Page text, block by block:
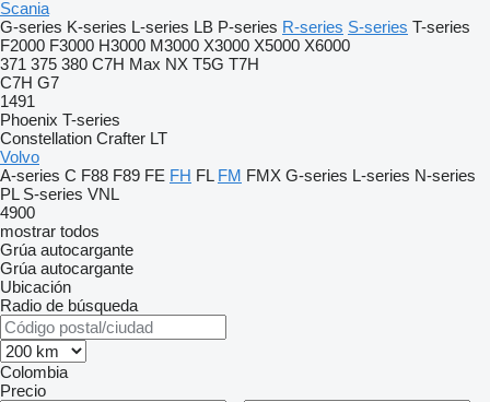
Scania
G-series K-series L-series LB P-series R-series S-series T-series
F2000 F3000 H3000 M3000 X3000 X5000 X6000
371 375 380 C7H Max NX T5G T7H
C7H G7
1491
Phoenix T-series
Constellation Crafter LT
Volvo
A-series C F88 F89 FE FH FL FM FMX G-series L-series N-series
PL S-series VNL
4900
mostrar todos
Grúa autocargante
Grúa autocargante
Ubicación
Radio de búsqueda
Colombia
Precio